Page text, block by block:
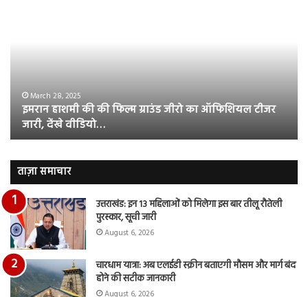
ऑफिशियल
टीजर
जारी,
वीडियो…
March 28, 2025
इमरान हाशमी की की फिल्म ग्राउंड जीरो का ऑफिशियल टीजर
जारी, देंखे वीडियो…
ताज़ा समाचार
उत्तराखंड: इन 13 महिलाओं को मिलेगा इस बार तीलू रौतेली
पुरस्कार, सूची जारी
August 6, 2026
चारधाम यात्रा: अब एलईडी स्क्रीन बताएगी मौसम और मार्ग बंद
होने की सटीक जानकारी
August 6, 2026